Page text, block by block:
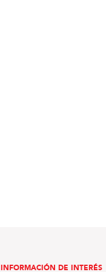
INFORMACIÓN DE INTERÉS